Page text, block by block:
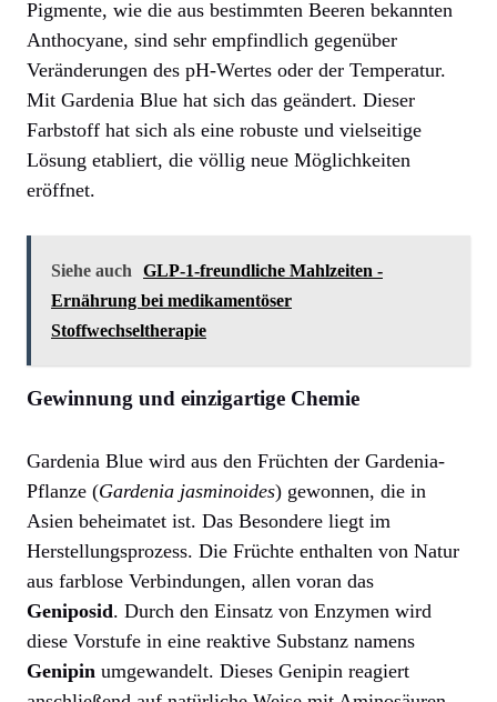
Pigmente, wie die aus bestimmten Beeren bekannten
Anthocyane, sind sehr empfindlich gegenüber
Veränderungen des pH-Wertes oder der Temperatur.
Mit Gardenia Blue hat sich das geändert. Dieser
Farbstoff hat sich als eine robuste und vielseitige
Lösung etabliert, die völlig neue Möglichkeiten
eröffnet.
Siehe auch
GLP‑1‑freundliche Mahlzeiten -
Ernährung bei medikamentöser
Stoffwechseltherapie
Gewinnung und einzigartige Chemie
Gardenia Blue wird aus den Früchten der Gardenia-
Pflanze (Gardenia jasminoides) gewonnen, die in
Asien beheimatet ist. Das Besondere liegt im
Herstellungsprozess. Die Früchte enthalten von Natur
aus farblose Verbindungen, allen voran das
Geniposid. Durch den Einsatz von Enzymen wird
diese Vorstufe in eine reaktive Substanz namens
Genipin umgewandelt. Dieses Genipin reagiert